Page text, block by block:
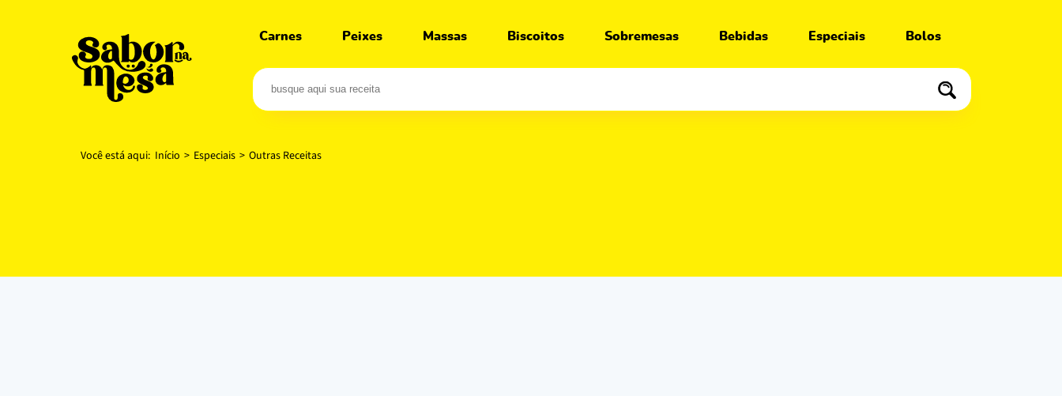
Carnes Peixes Massas Biscoitos Sobremesas Bebidas Especiais Bolos
Você está aqui: Início > Especiais > Outras Receitas